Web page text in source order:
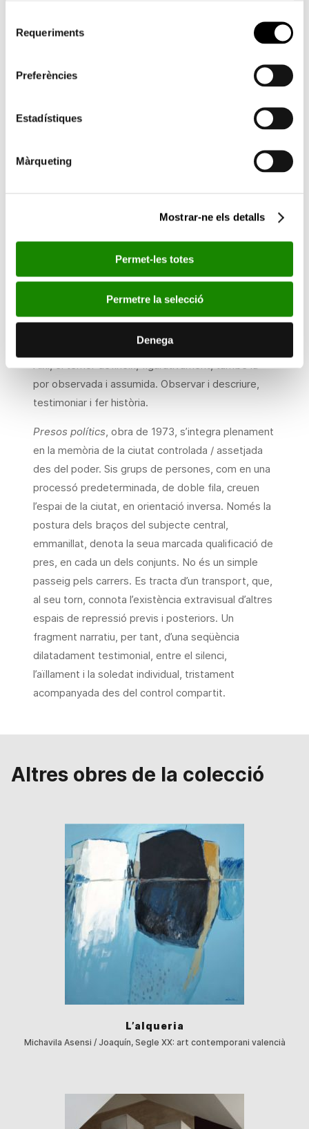
Requeriments
Preferències
Estadístiques
Màrqueting
Mostrar-ne els detalls
Permet-les totes
Permetre la selecció
Denega
decididament la base denotativa de les
l’expressiu joc de l’aïllament, el buit, la foscor, el
En aquesta frontissa figurativa, entre l’individu i la
entre la fugida i la trobada, s’ha definit el
context on la prohibició de les reunions era
com a tema pictòric sistematitzat, era tota una
contemplador, en la seua llunyania observacional.
Així, el temor defineix, figurativament, també la
por observada i assumida. Observar i descriure,
testimoniar i fer història.
Presos polítics, obra de 1973, s’integra plenament
en la memòria de la ciutat controlada / assetjada
des del poder. Sis grups de persones, com en una
processó predeterminada, de doble fila, creuen
l’espai de la ciutat, en orientació inversa. Només la
postura dels braços del subjecte central,
emmanillat, denota la seua marcada qualificació de
pres, en cada un dels conjunts. No és un simple
passeig pels carrers. Es tracta d’un transport, que,
al seu torn, connota l’existència extravisual d’altres
espais de repressió previs i posteriors. Un
fragment narratiu, per tant, d’una seqüència
dilatadament testimonial, entre el silenci,
l’aïllament i la soledat individual, tristament
acompanyada des del control compartit.
Altres obres de la colecció
L’alqueria
Michavila Asensi / Joaquín, Segle XX: art contemporani valencià